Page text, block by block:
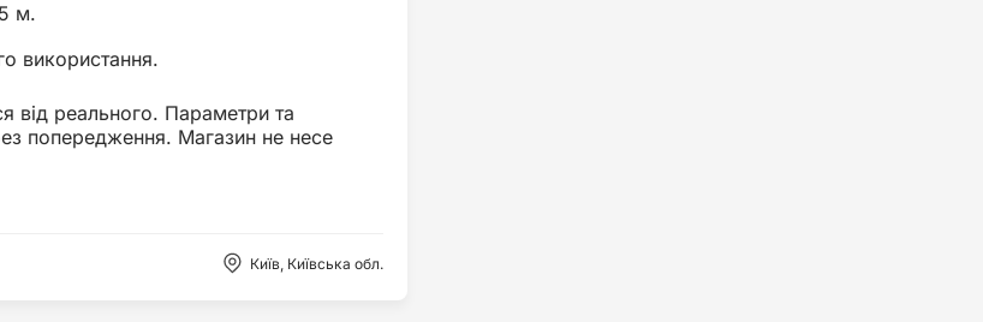
м.
використання.
від реального. Параметри та
попередження. Магазин не несе
Київ, Київська обл.